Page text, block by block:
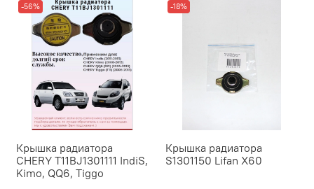
-56%
Крышка радиатора
CHERY T11BJ1301111 IndiS,
Kimo, QQ6, Tiggo
-18%
Крышка радиатора
S1301150 Lifan X60